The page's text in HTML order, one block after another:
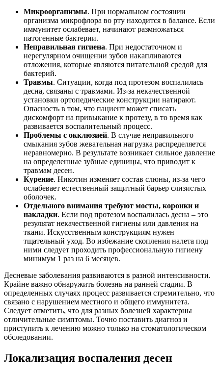
Микроорганизмы. При нормальном состоянии
организма микрофлора во рту находится в балансе. Если
иммунитет ослабевает, начинают размножаться
патогенные бактерии.
Неправильная гигиена. При недостаточном и
нерегулярном очищении зубов накапливаются
отложения, которые являются питательной средой для
бактерий.
Травмы. Ситуации, когда под протезом воспалилась
десна, связаны с травмами. Из-за некачественной
установки ортопедические конструкции натирают.
Опасность в том, что пациент может списать
дискомфорт на привыкание к протезу, в то время как
развивается воспалительный процесс.
Проблемы с окклюзией. В случае неправильного
смыкания зубов жевательная нагрузка распределяется
неравномерно. В результате возникает сильное давление
на определенные зубные единицы, что приводит к
травмам десен.
Курение. Никотин изменяет состав слюны, из-за чего
ослабевает естественный защитный барьер слизистых
оболочек.
Отдельного внимания требуют мосты, коронки и
накладки. Если под протезом воспалилась десна – это
результат некачественной гигиены или давления на
ткани. Искусственным конструкциям нужен
тщательный уход. Во избежание скопления налета под
ними следует проходить профессиональную гигиену
минимум 1 раз на 6 месяцев.
Десневые заболевания развиваются в разной интенсивности.
Крайне важно обнаружить болезнь на ранней стадии. В
определенных случаях процесс развивается стремительно, что
связано с нарушением местного и общего иммунитета.
Следует отметить, что для разных болезней характерны
отличительные симптомы. Точно поставить диагноз и
приступить к лечению можно только на стоматологическом
обследовании.
Локализация воспаления десен